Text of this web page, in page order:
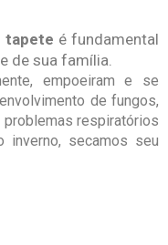
tapete é fundamental
de sua família.
empoeiram e se
de fungos,
respiratórios
inverno, secamos seu